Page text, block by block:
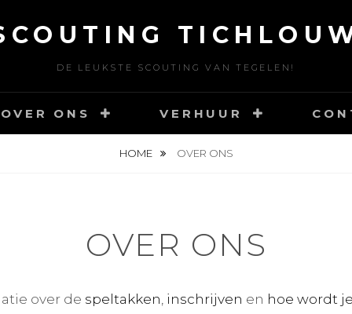
DE LEUKSTE SCOUTING VAN TEGELEN!
OVER ONS VERHUUR
HOME OVER ONS
OVER ONS
over de speltakken, inschrijven en hoe wordt